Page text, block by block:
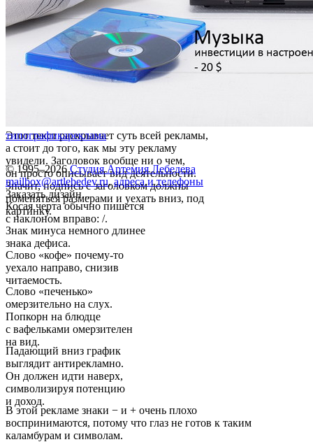
Этот текст раскрывает суть всей рекламы,
а стоит до того, как мы эту рекламу
увидели. Заголовок вообще ни о чем,
он просто описывает вид деятельности.
Значит, подпись с заголовком должны
поменяться размерами и уехать вниз, под
картинку.
Косая черта обычно пишется
с наклоном вправо: /.
Знак минуса немного длинее
знака дефиса.
Слово «кофе» почему-то
уехало направо, снизив
читаемость.
Слово «печенько»
омерзительно на слух.
Попкорн на блюдце
с вафельками омерзителен
на вид.
Падающий вниз график
выглядит антирекламно.
Он должен идти наверх,
символизируя потенцию
и доход.
В этой рекламе знаки − и + очень плохо
воспринимаются, потому что глаз не готов к таким
каламбурам и символам.
типографикареклама
© 1995–2026 Студия Артемия Лебедева
mailbox@artlebedev.ru, адреса и телефоны
Заказать дизайн...